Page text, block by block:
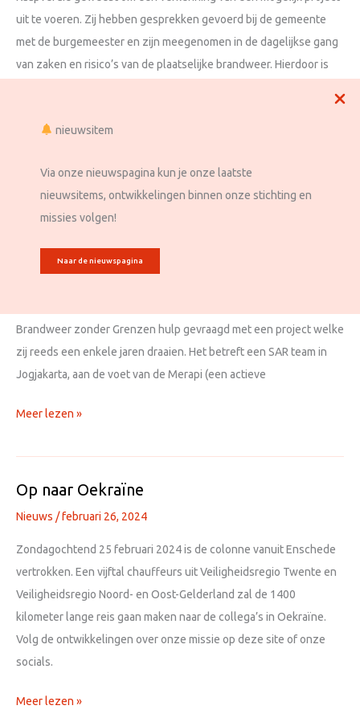
nieuwsitem
Via onze nieuwspagina kun je onze laatste
nieuwsitems, ontwikkelingen binnen onze stichting en
missies volgen!
Naar de nieuwspagina
uit te voeren. Zij hebben gesprekken gevoerd bij de gemeente
met de burgemeester en zijn meegenomen in de dagelijkse gang
van zaken en risico’s van de plaatselijke brandweer. Hierdoor is
Verkenning
kaapverdie
Meer lezen »
Verkenning op Java
In februari 2024 is collega Eric afgereisd naar Java, Indonesië om
Brandweer zonder Grenzen hulp gevraagd met een project welke
zij reeds een enkele jaren draaien. Het betreft een SAR team in
Jogjakarta, aan de voet van de Merapi (een actieve
Verkenning
Java
Meer lezen »
Op naar Oekraïne
Nieuws /februari 26, 2024
Zondagochtend 25 februari 2024 is de colonne vanuit Enschede
vertrokken. Een vijftal chauffeurs uit Veiligheidsregio Twente en
Veiligheidsregio Noord- en Oost-Gelderland zal de 1400
kilometer lange reis gaan maken naar de collega’s in Oekraïne.
Volg de ontwikkelingen over onze missie op deze site of onze
socials.
Op
Meer lezen »